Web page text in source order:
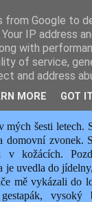
GESTAPO
mých šesti letech.
domovní zvonek.
kožácích.
je uvedla do
mě vykázali do
vysoký
from Google to
IP address
with
of service,
and address
MORE GOT IT